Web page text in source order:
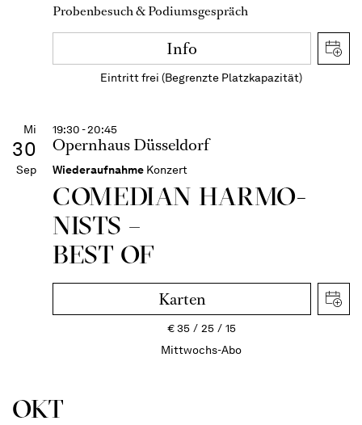
Probenbesuch & Podiumsgespräch
Info
Eintritt frei (Begrenzte Platzkapazität)
Mi
30
Sep
19:30 - 20:45
Opernhaus Düsseldorf
Wiederaufnahme Konzert
COME­DIAN HARMO­
NISTS –
BEST OF
Karten
€35 25
15
Mittwochs-Abo
OKT